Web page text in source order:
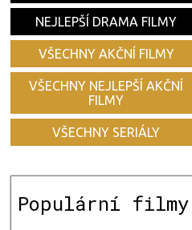
NEJLEPŠÍ DRAMA FILMY
VŠECHNY AKČNÍ FILMY
VŠECHNY NEJLEPŠÍ AKČNÍ
FILMY
VŠECHNY SERIÁLY
Populární filmy